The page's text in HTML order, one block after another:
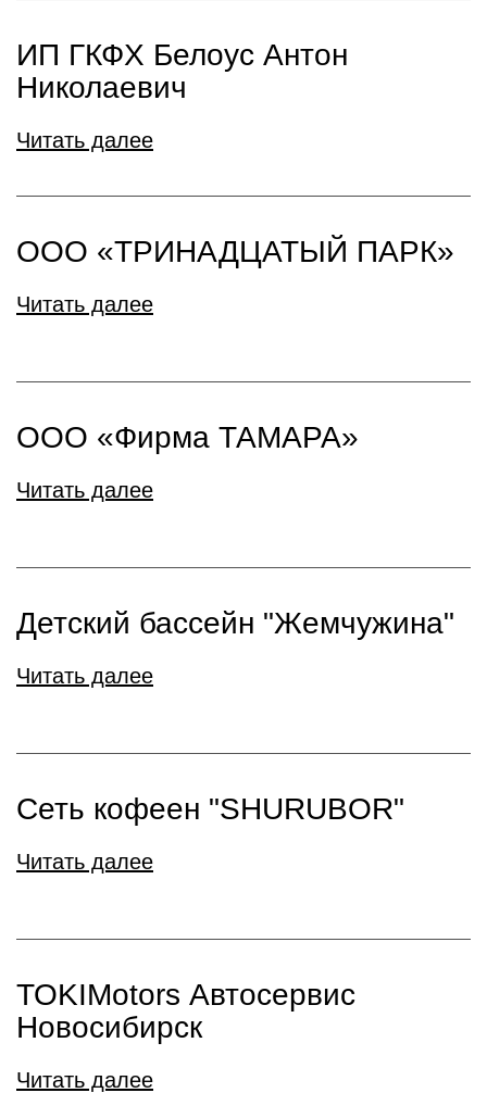
ИП ГКФХ Белоус Антон
Николаевич
Читать далее
ООО «ТРИНАДЦАТЫЙ ПАРК»
Читать далее
ООО «Фирма ТАМАРА»
Читать далее
Детский бассейн "Жемчужина"
Читать далее
Сеть кофеен "SHURUBOR"
Читать далее
TOKIMotors Автосервис
Новосибирск
Читать далее